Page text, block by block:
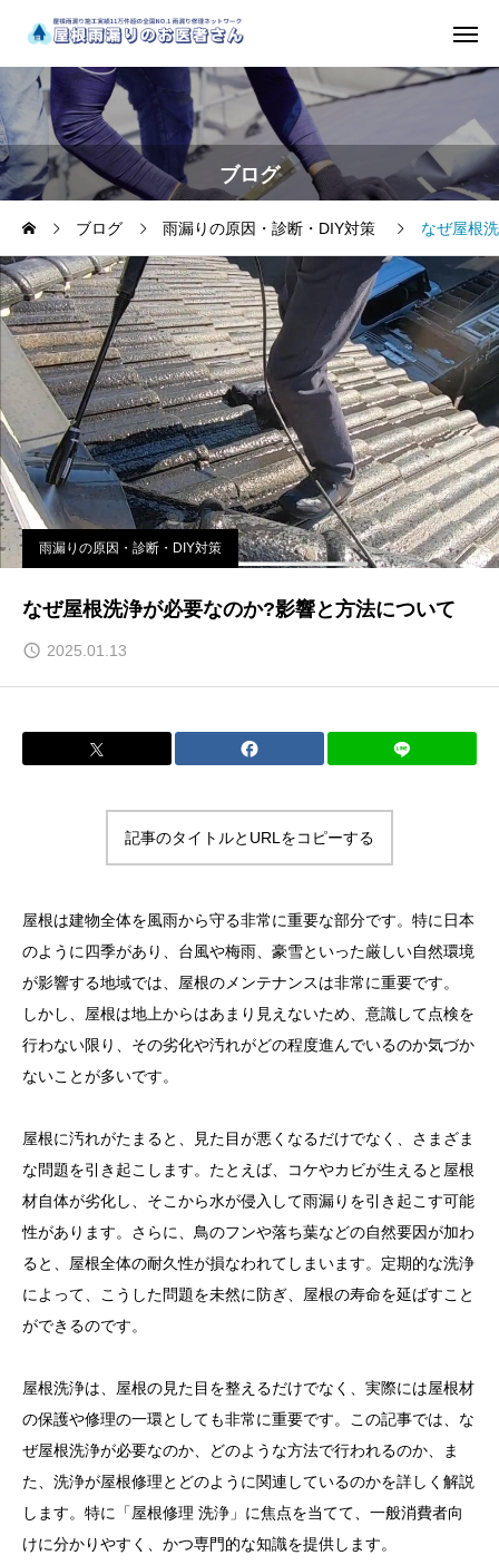
ブログ
ブログ 雨漏りの原因・診断・DIY対策 なぜ屋根
雨漏りの原因・診断・DIY対策
なぜ屋根洗浄が必要なのか?影響と方法について
2025.01.13
記事のタイトルとURLをコピーする
屋根は建物全体を風雨から守る非常に重要な部分です。特に日本
のように四季があり、台風や梅雨、豪雪といった厳しい自然環境
が影響する地域では、屋根のメンテナンスは非常に重要です。
しかし、屋根は地上からはあまり見えないため、意識して点検を
行わない限り、その劣化や汚れがどの程度進んでいるのか気づか
ないことが多いです。
屋根に汚れがたまると、見た目が悪くなるだけでなく、さまざま
な問題を引き起こします。たとえば、コケやカビが生えると屋根
材自体が劣化し、そこから水が侵入して雨漏りを引き起こす可能
性があります。さらに、鳥のフンや落ち葉などの自然要因が加わ
ると、屋根全体の耐久性が損なわれてしまいます。定期的な洗浄
によって、こうした問題を未然に防ぎ、屋根の寿命を延ばすこと
ができるのです。
屋根洗浄は、屋根の見た目を整えるだけでなく、実際には屋根材
の保護や修理の一環としても非常に重要です。この記事では、な
ぜ屋根洗浄が必要なのか、どのような方法で行われるのか、ま
た、洗浄が屋根修理とどのように関連しているのかを詳しく解説
します。特に「屋根修理 洗浄」に焦点を当てて、一般消費者向
けに分かりやすく、かつ専門的な知識を提供します。